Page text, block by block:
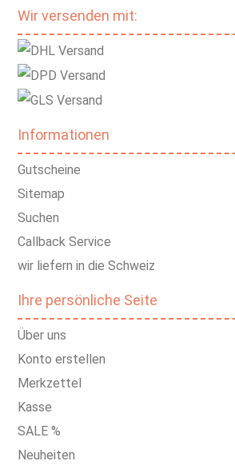
Wir versenden mit:
Informationen
Gutscheine
Sitemap
Suchen
Callback Service
wir liefern in die Schweiz
Ihre persönliche Seite
Über uns
Konto erstellen
Merkzettel
Kasse
SALE %
Neuheiten